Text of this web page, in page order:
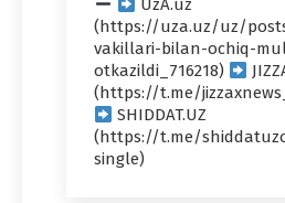
UzA.uz
(https://uza.uz/uz/
vakillari-bilan-ochiq-
otkazildi_716218)
(https://t.me/
SHIDDAT.UZ
(https://t.me/
single)